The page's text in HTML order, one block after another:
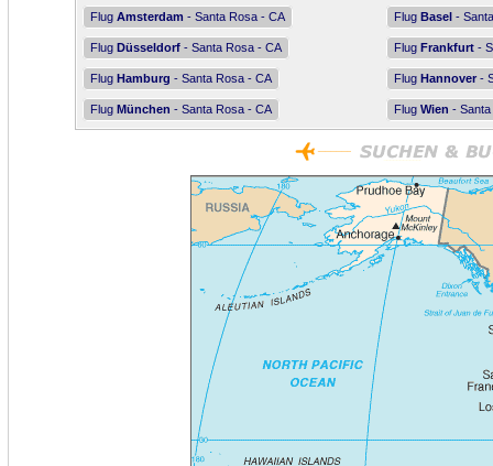
Flug Amsterdam - Santa Rosa - CA Flug Basel -
Flug Düsseldorf - Santa Rosa - CA Flug Frankfurt -
Flug Hamburg - Santa Rosa - CA Flug Hannover -
Flug München - Santa Rosa - CA Flug Wien -